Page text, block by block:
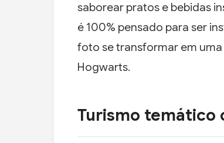
saborear pratos e bebidas
é 100% pensado para ser
foto se transformar em
Hogwarts.
Turismo temático